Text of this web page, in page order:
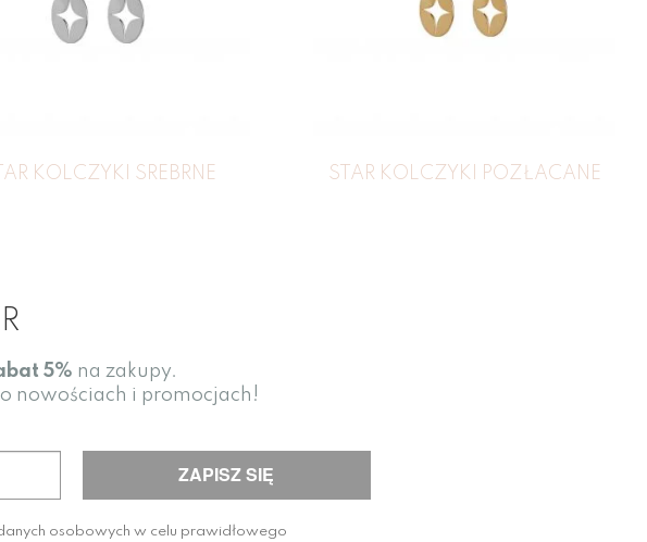
KOLCZYKI SREBRNE STAR KOLCZYKI POZŁACANE
5% na zakupy.
nowościach i promocjach!
osobowych w celu prawidłowego